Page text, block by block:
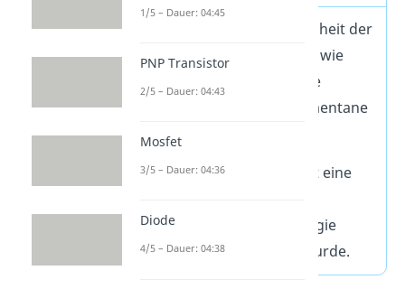
(Kilowatt) ist eine Einheit der
Leistung. Sie beschreibt, wie
schnell ein Gerät Energie
umsetzt — also die momentane
Rate.
kWh(Kilowattstunde) ist eine
beschreibt, wie viel Energie
insgesamt umgesetzt wurde.
1/5 – Dauer: 04:45
PNP Transistor
2/5 – Dauer: 04:43
Mosfet
3/5 – Dauer: 04:36
Diode
4/5 – Dauer: 04:38